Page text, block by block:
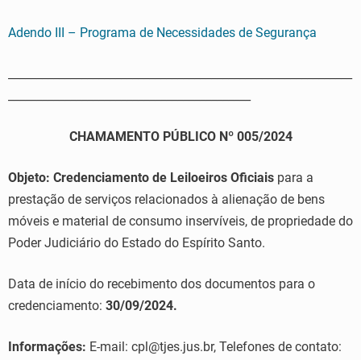
Adendo III – Programa de Necessidades de Segurança
CHAMAMENTO PÚBLICO Nº 005/2024
Objeto: Credenciamento de Leiloeiros Oficiais para a
prestação de serviços relacionados à alienação de bens
móveis e material de consumo inservíveis, de propriedade do
Poder Judiciário do Estado do Espírito Santo.
Data de início do recebimento dos documentos para o
credenciamento: 30/09/2024.
Informações: E-mail: cpl@tjes.jus.br, Telefones de contato: